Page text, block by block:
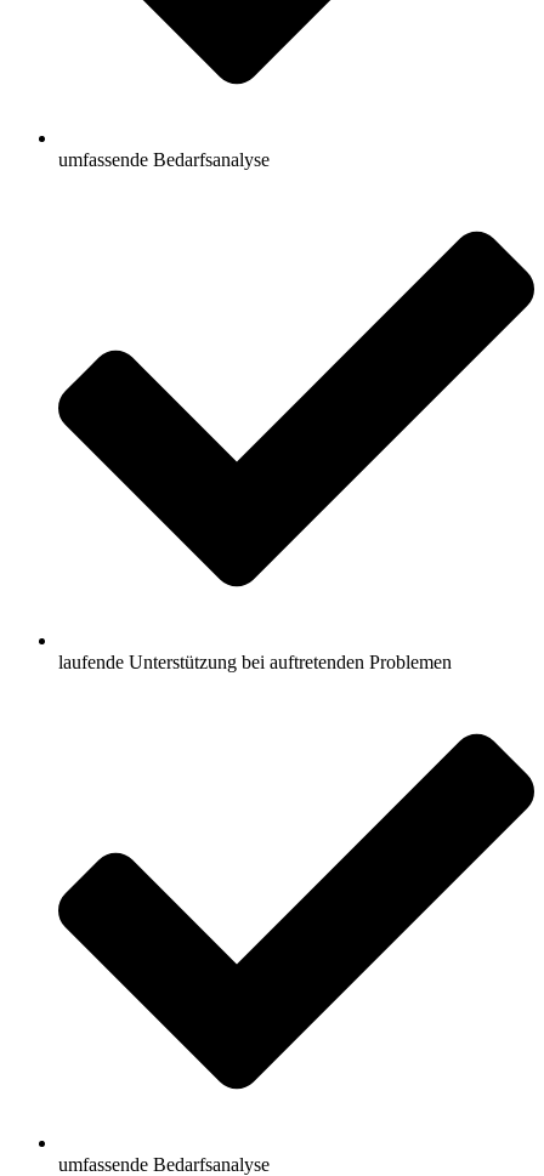
umfassende Bedarfsanalyse
laufende Unterstützung bei auftretenden Problemen
umfassende Bedarfsanalyse